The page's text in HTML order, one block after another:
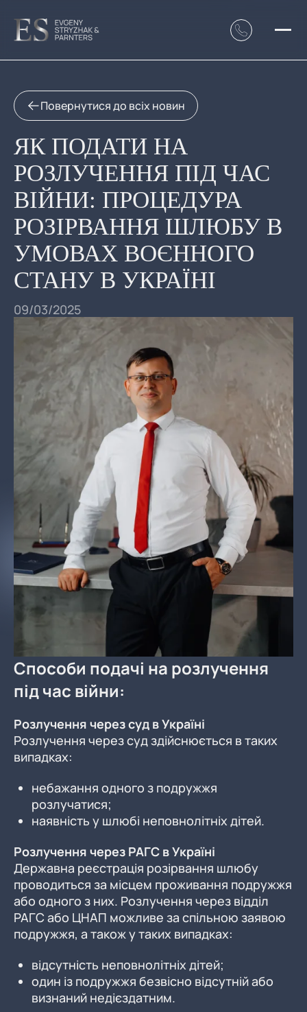
Повернутися до всіх новин
ЯК ПОДАТИ НА
РОЗЛУЧЕННЯ ПІД ЧАС
ВІЙНИ: ПРОЦЕДУРА
РОЗІРВАННЯ ШЛЮБУ В
УМОВАХ ВОЄННОГО
СТАНУ В УКРАЇНІ
09/03/2025
Способи подачі на розлучення
під час війни:
Розлучення через суд в Україні
Розлучення через суд здійснюється в таких
випадках:
небажання одного з подружжя
розлучатися;
наявність у шлюбі неповнолітніх дітей.
Розлучення через РАГС в Україні
Державна реєстрація розірвання шлюбу
проводиться за місцем проживання подружжя
або одного з них. Розлучення через відділ
РАГС або ЦНАП можливе за спільною заявою
подружжя, а також у таких випадках:
відсутність неповнолітніх дітей;
один із подружжя безвісно відсутній або
визнаний недієздатним.